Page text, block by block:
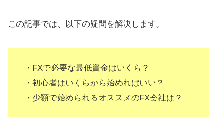
この記事では、以下の疑問を解決します。
・FXで必要な最低資金はいくら？
・初心者はいくらから始めればいい？
・少額で始められるオススメのFX会社は？